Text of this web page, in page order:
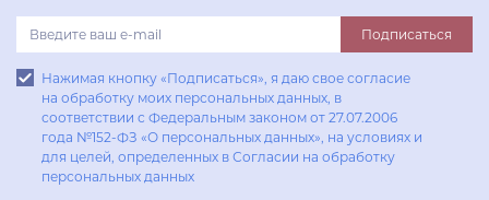
Подписаться
Нажимая кнопку «Подписаться», я даю свое согласие
на обработку моих персональных данных, в
соответствии с Федеральным законом от 27.07.2006
года №152-ФЗ «О персональных данных», на условиях и
для целей, определенных в Согласии на обработку
персональных данных